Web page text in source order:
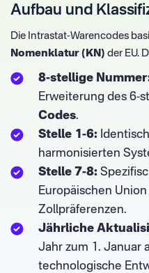
Aufbau und
Die Intrastat-Warencodes
Nomenklatur (KN) der EU.
8-stellige
Erweiterung des 6-
Codes.
Stelle 1-6:
harmonisierten
Stelle 7-8:
Europäischen
Zollpräferenzen.
Jährliche
Jahr zum 1. Januar
technologische